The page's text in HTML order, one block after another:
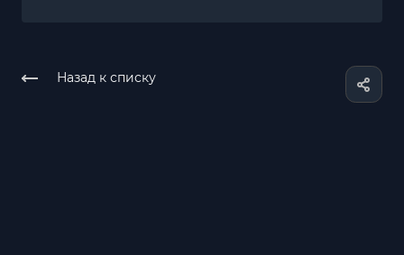
Назад к списку